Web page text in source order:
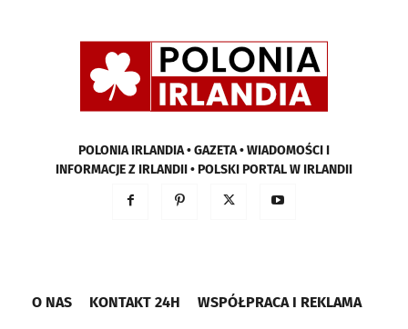
POLONIA IRLANDIA • GAZETA • WIADOMOŚCI I
INFORMACJE Z IRLANDII • POLSKI PORTAL W IRLANDII
O NAS KONTAKT 24H WSPÓŁPRACA I REKLAMA